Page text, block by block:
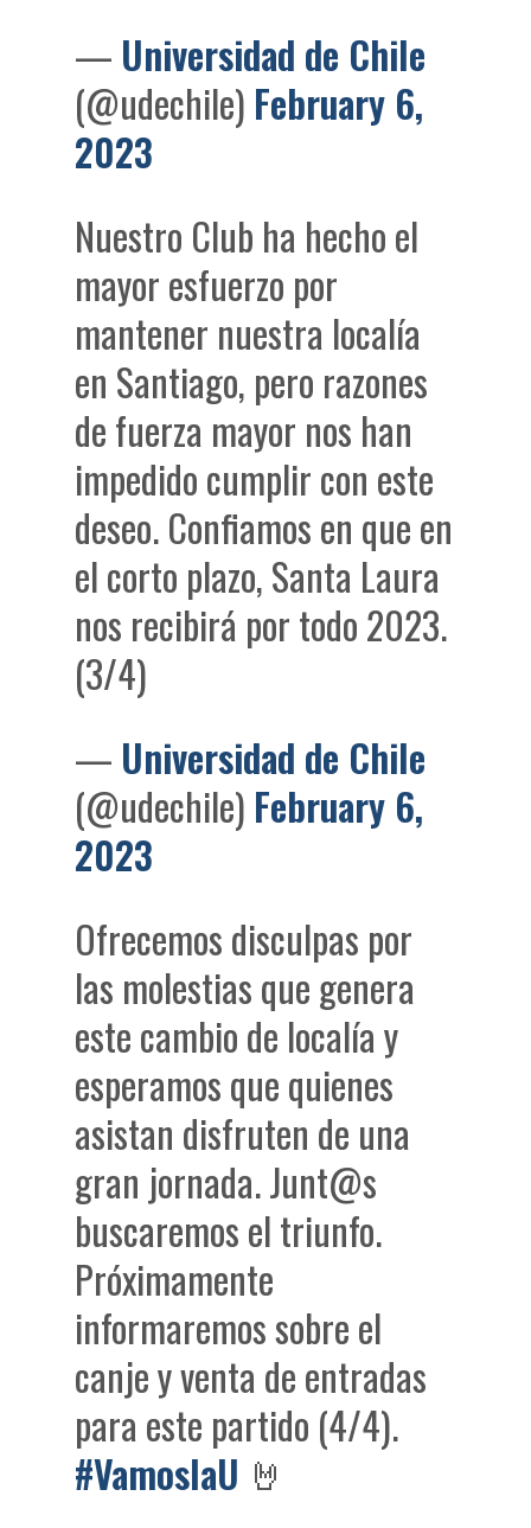
— Universidad de Chile
(@udechile) February 6,
2023
Nuestro Club ha hecho el
mayor esfuerzo por
mantener nuestra localía
en Santiago, pero razones
de fuerza mayor nos han
impedido cumplir con este
deseo. Confiamos en que en
el corto plazo, Santa Laura
nos recibirá por todo 2023.
(3/4)
— Universidad de Chile
(@udechile) February 6,
2023
Ofrecemos disculpas por
las molestias que genera
este cambio de localía y
esperamos que quienes
asistan disfruten de una
gran jornada. Junt@s
buscaremos el triunfo.
Próximamente
informaremos sobre el
canje y venta de entradas
para este partido (4/4).
#VamoslaU 🤘